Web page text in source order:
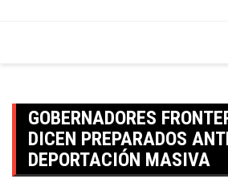
GOBERNADORES
DICEN PREPARADOS
DEPORTACIÓN MASIVA